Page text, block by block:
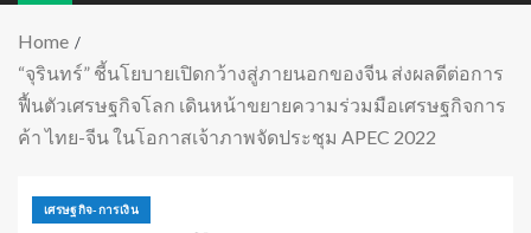
Home
“จุรินทร์” ชี้นโยบายเปิดกว้างสู่ภายนอกของจีน ส่งผลดีต่อการ
ฟื้นตัวเศรษฐกิจโลก เดินหน้าขยายความร่วมมือเศรษฐกิจการ
ค้า ไทย-จีน ในโอกาสเจ้าภาพจัดประชุม APEC 2022
เศรษฐกิจ-การเงิน